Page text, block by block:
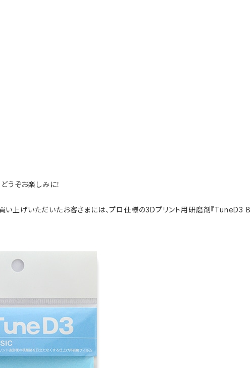
うぞお楽しみに！
上げいただいたお客さまには、プロ仕様の3Dプリント用研磨剤『TuneD3